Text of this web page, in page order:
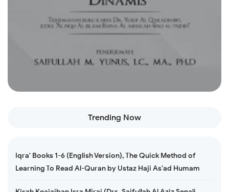
Trending Now
Iqra' Books 1-6 (English Version), The Quick Method of
Learning To Read Al-Quran by Ustaz Haji As'ad Humam